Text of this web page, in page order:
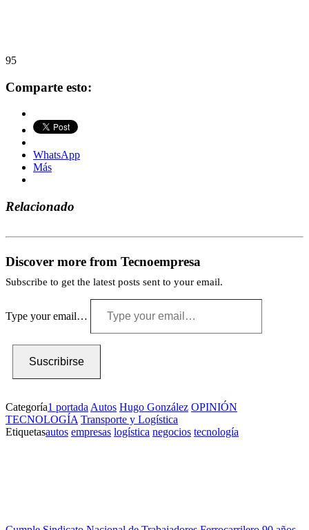
95
Comparte esto:
WhatsApp
Más
Relacionado
Discover more from Tecnoempresa
Subscribe to get the latest posts sent to your email.
Type your email…
Suscribirse
Categoría1 portada Autos Hugo González OPINIÓN
TECNOLOGÍA Transporte y Logística
Etiquetasautos empresas logística negocios tecnología